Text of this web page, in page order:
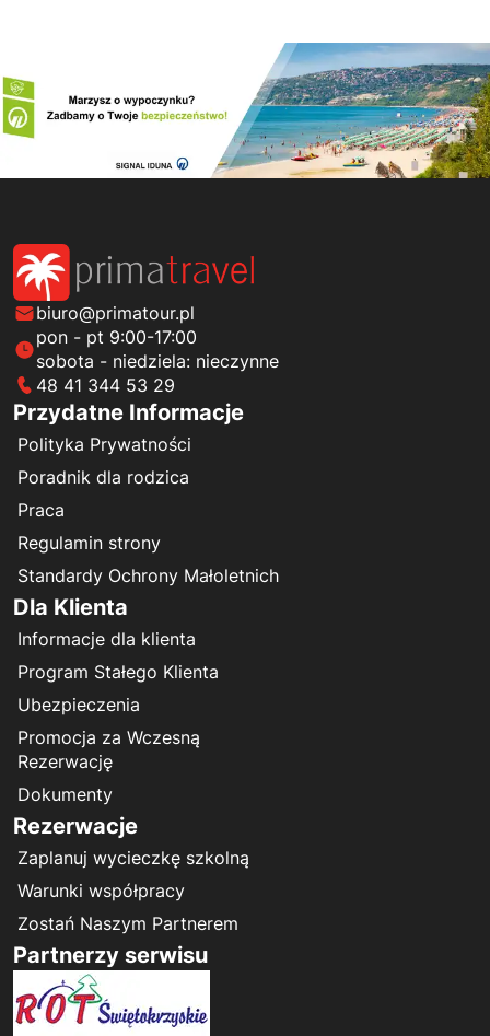
biuro@primatour.pl
pon - pt 9:00-17:00
sobota - niedziela: nieczynne
48 41 344 53 29
Przydatne Informacje
Polityka Prywatności
Poradnik dla rodzica
Praca
Regulamin strony
Standardy Ochrony Małoletnich
Dla Klienta
Informacje dla klienta
Program Stałego Klienta
Ubezpieczenia
Promocja za Wczesną
Rezerwację
Dokumenty
Rezerwacje
Zaplanuj wycieczkę szkolną
Warunki współpracy
Zostań Naszym Partnerem
Partnerzy serwisu